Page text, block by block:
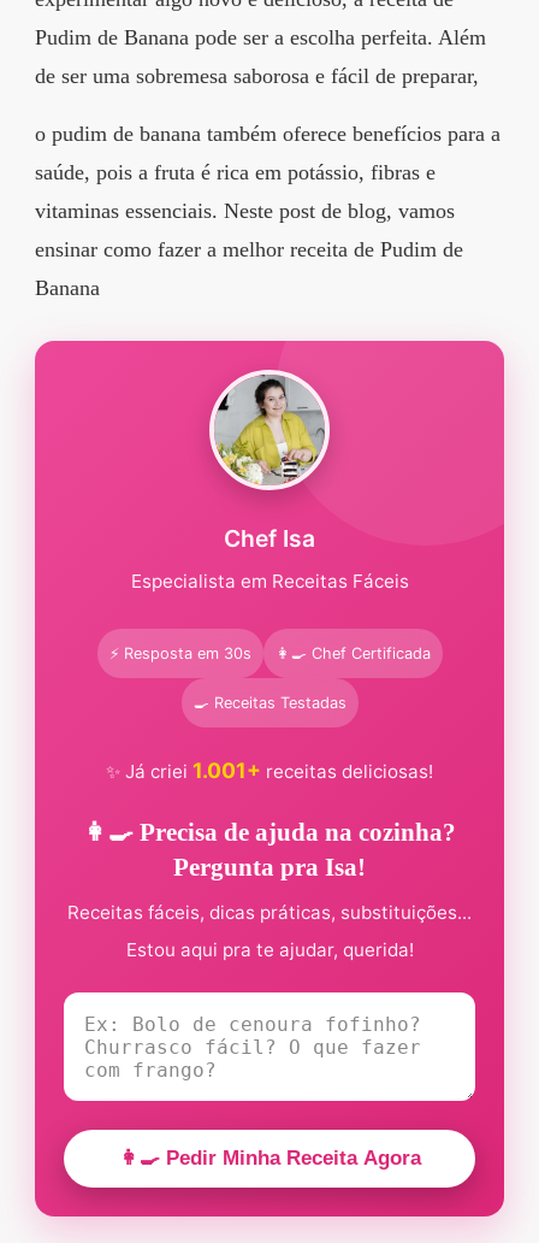
segredos valiosos e
receitas rápidas e fáceis
todos ao seu redor.
Transforme suas
refeições e inspire-se
agora mesmo!
Pudim de Banana pode ser a escolha perfeita. Além
de ser uma sobremesa saborosa e fácil de preparar,
o pudim de banana também oferece benefícios para a
saúde, pois a fruta é rica em potássio, fibras e
vitaminas essenciais. Neste post de blog, vamos
ensinar como fazer a melhor receita de Pudim de
Banana
Chef Isa
Especialista em Receitas Fáceis
⚡ Resposta em 30s 👩‍🍳 Chef Certificada
🍳 Receitas Testadas
✨ Já criei 1.001+ receitas deliciosas!
👩‍🍳 Precisa de ajuda na cozinha?
Pergunta pra Isa!
Receitas fáceis, dicas práticas, substituições...
Estou aqui pra te ajudar, querida!
👩‍🍳 Pedir Minha Receita Agora